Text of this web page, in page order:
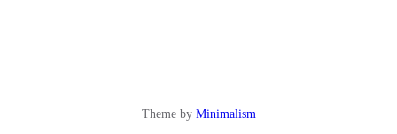
Theme by Minimalism